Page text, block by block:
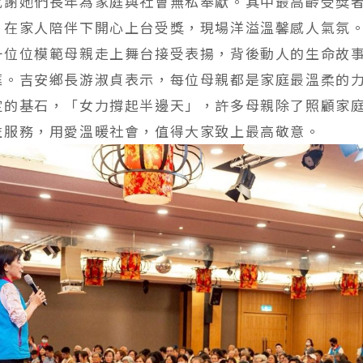
家人陪伴下開心上台受獎，現場洋溢溫馨感人氣氛
位模範母親走上舞台接受表揚，背後動人的生命故
吉安鄉長游淑貞表示，每位母親都是家庭最溫柔的
基石，「女力撐起半邊天」，許多母親除了照顧家
務，用愛溫暖社會，值得大家致上最高敬意。